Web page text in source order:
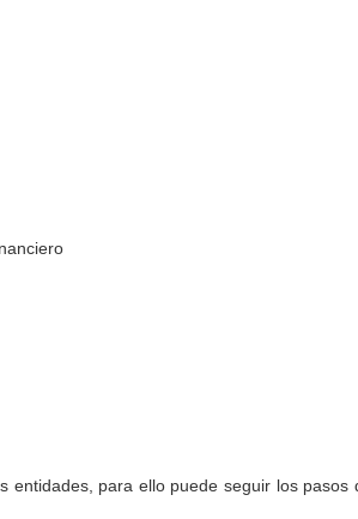
para ello puede seguir los pasos